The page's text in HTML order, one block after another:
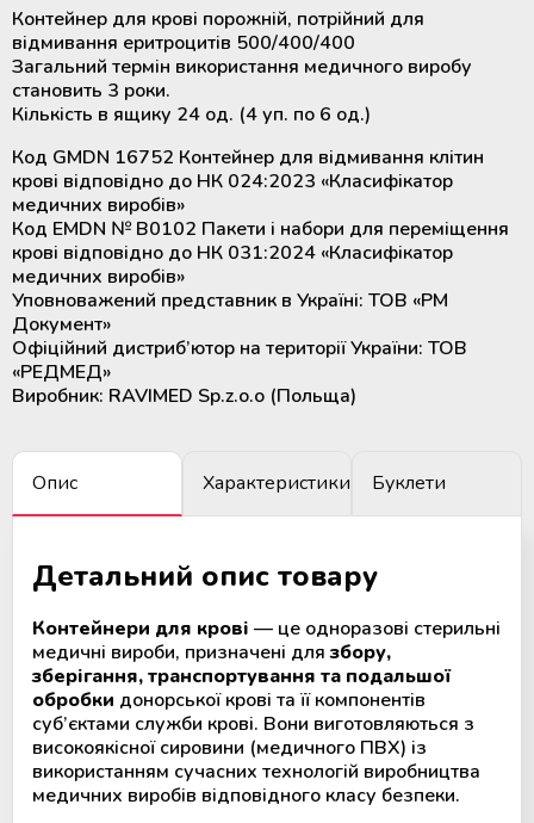
крові
Розморожувачі плазми крові та
стовбурових клітин
ТермоСумки для транспортування
компонентів крові
Пристрої для стерильного
з'єднання полімерних магістралей
Апарати для донорського та
терапевтичного плазмаферезу
взяття крові
Апарати для опромінення крові
Мобільний пункт забору крові
(Донорський автобус)
Додаткові матеріали для
холодильного обладнання
Контейнер для крові порожній, потрійний для
відмивання еритроцитів 500/400/400
Загальний термін використання медичного виробу
становить 3 роки.
Кількість в ящику 24 од. (4 уп. по 6 од.)
Код GMDN 16752 Контейнер для відмивання клітин
крові відповідно до НК 024:2023 «Класифікатор
медичних виробів»
Код EMDN № B0102 Пакети і набори для переміщення
крові відповідно до НК 031:2024 «Класифікатор
медичних виробів»
Уповноважений представник в Україні: ТОВ «РМ
Документ»
Офіційний дистриб’ютор на території України: ТОВ
«РЕДМЕД»
Виробник: RAVIMED Sp.z.o.o (Польща)
Опис Характеристики Буклети
Детальний опис товару
Контейнери для крові — це одноразові стерильні
медичні вироби, призначені длязбору,
зберігання, транспортування та подальшої
обробки донорської крові та її компонентів
суб’єктами служби крові. Вони виготовляються з
високоякісної сировини (медичного ПВХ) із
використанням сучасних технологій виробництва
медичних виробів відповідного класу безпеки.